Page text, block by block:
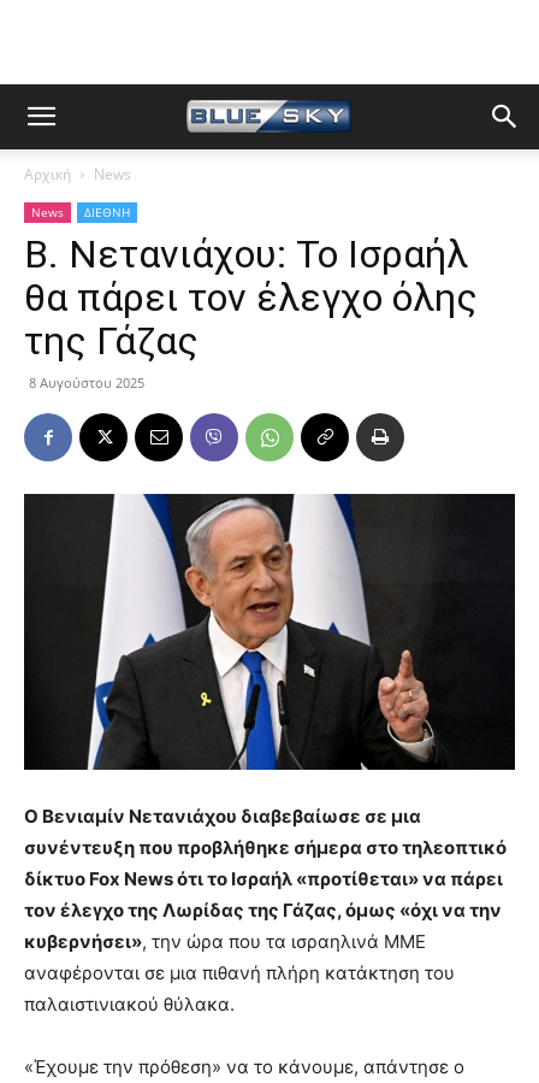
Αρχική News
News ΔΙΕΘΝΗ
Β. Νετανιάχου: Το Ισραήλ
θα πάρει τον έλεγχο όλης
της Γάζας
8 Αυγούστου 2025
Ο Βενιαμίν Νετανιάχου διαβεβαίωσε σε μια
συνέντευξη που προβλήθηκε σήμερα στο τηλεοπτικό
δίκτυο Fox News ότι το Ισραήλ «προτίθεται» να πάρει
τον έλεγχο της Λωρίδας της Γάζας, όμως «όχι να την
κυβερνήσει», την ώρα που τα ισραηλινά ΜΜΕ
αναφέρονται σε μια πιθανή πλήρη κατάκτηση του
παλαιστινιακού θύλακα.
«Έχουμε την πρόθεση» να το κάνουμε, απάντησε ο